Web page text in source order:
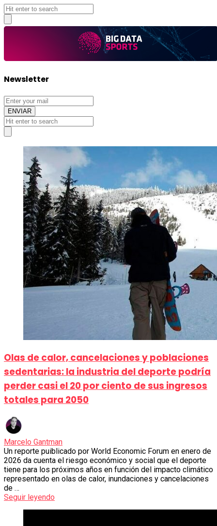
Big
Data
Sports
Newsletter
Sports
Articles.
Olas de calor, cancelaciones y poblaciones
sedentarias: la industria del deporte podría
perder casi el 20 por ciento de sus ingresos
totales para 2050
Marcelo Gantman
Un reporte puiblicado por World Economic Forum en enero de
2026 da cuenta el riesgo económico y social que el deporte
tiene para los próximos años en función del impacto climático
representado en olas de calor, inundaciones y cancelaciones
de …
Seguir leyendo